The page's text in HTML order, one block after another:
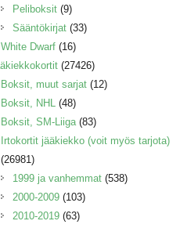
Peliboksit (9)
Sääntökirjat (33)
White Dwarf (16)
(27426)
Boksit, muut sarjat (12)
Boksit, NHL (48)
Boksit, SM-Liiga (83)
Irtokortit jääkiekko (voit myös tarjota)
(26981)
1999 ja vanhemmat (538)
2000-2009 (103)
2010-2019 (63)